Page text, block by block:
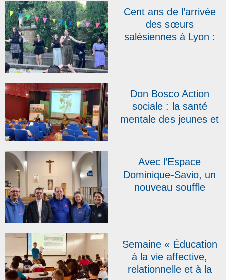
Cent ans de l’arrivée
des sœurs
salésiennes à Lyon :
Don Bosco Action
sociale : la santé
mentale des jeunes et
quatrièmes assises
Avec l’Espace
Dominique-Savio, un
nouveau souffle
Semaine « Éducation
à la vie affective,
relationnelle et à la